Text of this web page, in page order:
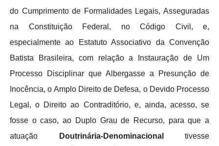
do Cumprimento de Formalidades Legais, Asseguradas
na Constituição Federal, no Código Civil, e,
especialmente ao Estatuto Associativo da Convenção
Batista Brasileira, com relação a Instauração de Um
Processo Disciplinar que Albergasse a Presunção de
Inocência, o Amplo Direito de Defesa, o Devido Processo
Legal, o Direito ao Contraditório, e, ainda, acesso, se
fosse o caso, ao Duplo Grau de Recurso, para que a
atuação
Doutrinária-Denominacional tivesse